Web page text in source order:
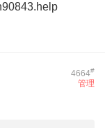
4664#
管理